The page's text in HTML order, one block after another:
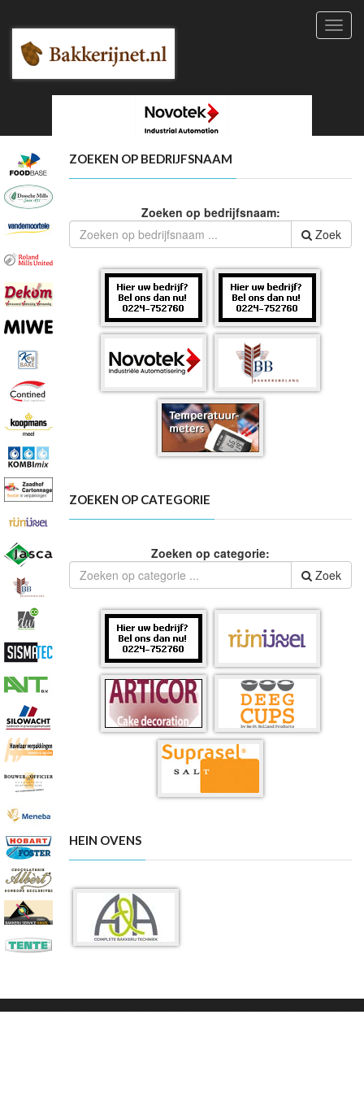
ZOEKEN OP BEDRIJFSNAAM
Zoeken op bedrijfsnaam:
Zoek
ZOEKEN OP CATEGORIE
Zoeken op categorie:
Zoek
HEIN OVENS